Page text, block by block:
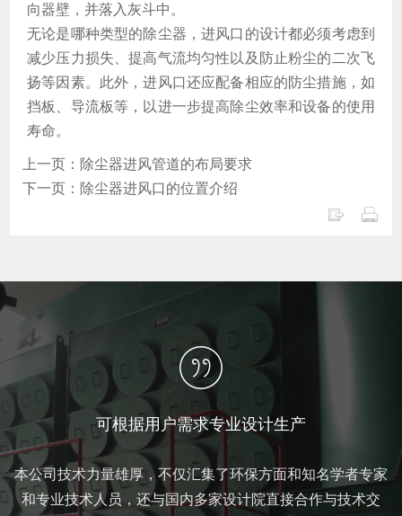
向器壁，并落入灰斗中。
无论是哪种类型的除尘器，进风口的设计都必须考虑到
减少压力损失、提高气流均匀性以及防止粉尘的二次飞
扬等因素。此外，进风口还应配备相应的防尘措施，如
挡板、导流板等，以进一步提高除尘效率和设备的使用
寿命。
上一页：除尘器进风管道的布局要求
下一页：除尘器进风口的位置介绍
可根据用户需求专业设计生产
本公司技术力量雄厚，不仅汇集了环保方面和知名学者专家
和专业技术人员，还与国内多家设计院直接合作与技术交